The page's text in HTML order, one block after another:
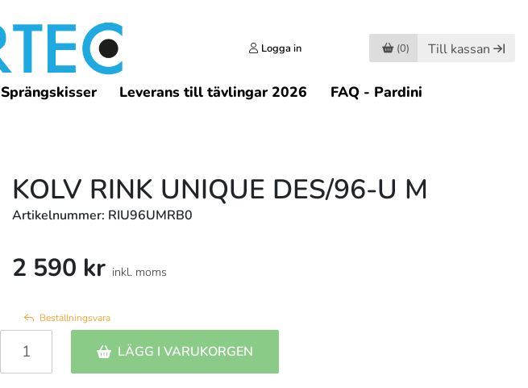
Logga in (0) Till kassan
Sprängskisser Leverans till tävlingar 2026 FAQ - Pardini
KOLV RINK UNIQUE DES/96-U M
Artikelnummer: RIU96UMRB0
2 590 kr inkl. moms
Beställningsvara
LÄGG I VARUKORGEN